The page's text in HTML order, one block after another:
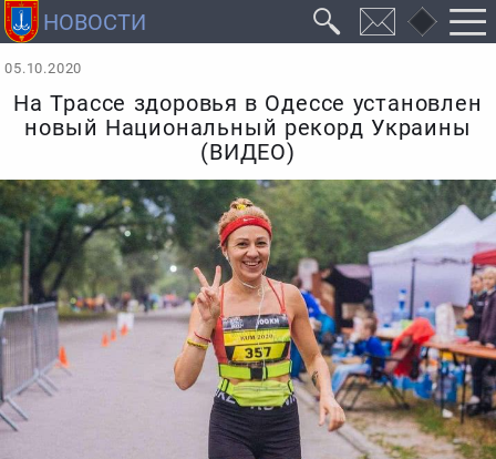
05.10.2020
На Трассе здоровья в Одессе установлен
новый Национальный рекорд Украины
(ВИДЕО)